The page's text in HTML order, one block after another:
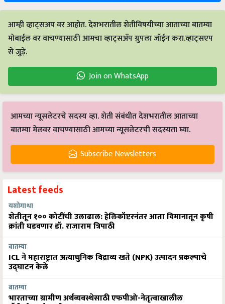
आम्ही व्हाट्सअप वर आहोत. देशभरातील शेतीविषयीच्या आताच्या बातम्या
मोबाईल वर वाचण्यासाठी आमचा व्हाट्सअँप ग्रुपला जॉईन करा.व्हाट्सएप
से जुड़ें.
Join on WhatsApp
आमच्या न्यूसलेटरचे सदस्य व्हा. शेती संबंधीत देशभरातील आताच्या
बातम्या मेलवर वाचण्यासाठी आमच्या न्यूसलेटरची सदस्यता घ्या.
Subscribe Newsletters
Latest feeds
यशोगाथा
शेतीतून १०० कोटींची उलाढाल: हेलिकॉप्टरनंतर आता विमानातून कृषी
क्रांती घडवणार डॉ. राजाराम त्रिपाठी
बातम्या
ICL ने महाराष्ट्रात अत्याधुनिक विद्राव्य खते (NPK) उत्पादन प्रकल्पाचे
उद्घाटन केले
बातम्या
भारताच्या ग्रामीण अर्थव्यवस्थेसाठी एफपीओ-नेतृत्वाखालील